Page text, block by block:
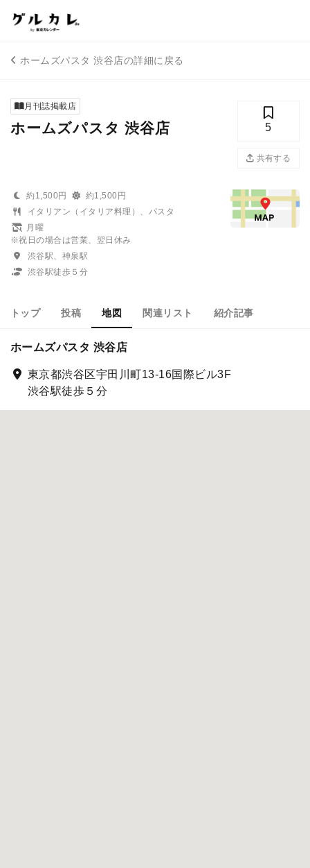
ホームズパスタ 渋谷店の詳細に戻る
月刊誌掲載店
ホームズパスタ 渋谷店 5
共有する
約1,500円
約1,500円
イタリアン（イタリア料理）、パスタ
月曜
※祝日の場合は営業、翌日休み
渋谷駅、神泉駅
渋谷駅徒歩５分
トップ 投稿 地図 関連リスト 紹介記事
ホームズパスタ 渋谷店
東京都渋谷区宇田川町13-16国際ビル3F
渋谷駅徒歩５分